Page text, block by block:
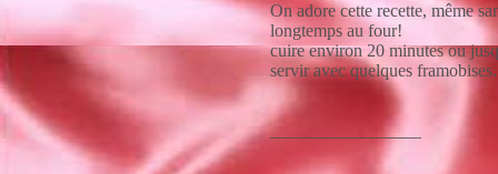
On adore cette recette, même
longtemps au four!
cuire environ 20 minutes ou
servir avec quelques framobises.
_________________